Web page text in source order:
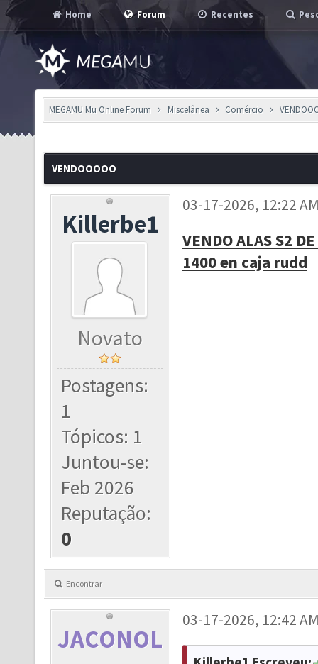
Home Forum Recentes
MEGAMU Mu Online Forum Miscelânea Comércio
VENDOOOOO
Killerbe1
Novato
Postagens:
1
Tópicos: 1
Juntou-se:
Feb 2026
Reputação:
0
03-17-2026, 12:22
VENDO ALAS S2
1400 en caja rudd
Encontrar
JACONOL
03-17-2026, 12:42